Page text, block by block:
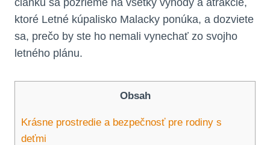
ktoré Letné kúpalisko Malacky ponúka, a dozviete
sa, prečo by ste ho nemali vynechať zo svojho
letného plánu.
Obsah
Krásne prostredie a bezpečnosť pre rodiny s
deťmi